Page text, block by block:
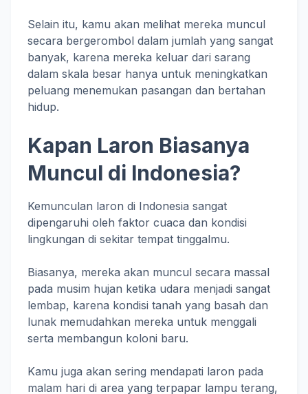
Selain itu, kamu akan melihat mereka muncul
secara bergerombol dalam jumlah yang sangat
banyak, karena mereka keluar dari sarang
dalam skala besar hanya untuk meningkatkan
peluang menemukan pasangan dan bertahan
hidup.
Kapan Laron Biasanya
Muncul di Indonesia?
Kemunculan laron di Indonesia sangat
dipengaruhi oleh faktor cuaca dan kondisi
lingkungan di sekitar tempat tinggalmu.
Biasanya, mereka akan muncul secara massal
pada musim hujan ketika udara menjadi sangat
lembap, karena kondisi tanah yang basah dan
lunak memudahkan mereka untuk menggali
serta membangun koloni baru.
Kamu juga akan sering mendapati laron pada
malam hari di area yang terpapar lampu terang,